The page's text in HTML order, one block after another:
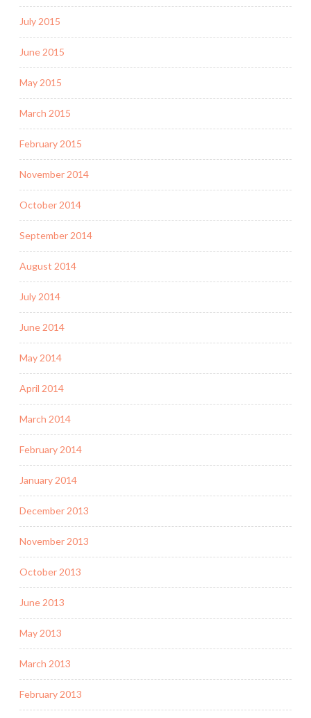
July 2015
June 2015
May 2015
March 2015
February 2015
November 2014
October 2014
September 2014
August 2014
July 2014
June 2014
May 2014
April 2014
March 2014
February 2014
January 2014
December 2013
November 2013
October 2013
June 2013
May 2013
March 2013
February 2013